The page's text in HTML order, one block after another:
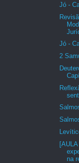
Jó -
Jó -
2
na